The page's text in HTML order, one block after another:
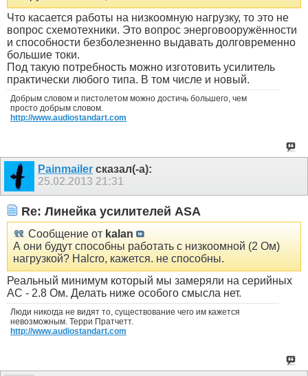
Что касается работы на низкоомную нагрузку, то это не
вопрос схемотехники. Это вопрос энерговооружённости
и способности безболезненно выдавать долговременно
большие токи.
Под такую потребность можно изготовить усилитель
практически любого типа. В том числе и новый.
Добрым словом и пистолетом можно достичь большего, чем
просто добрым словом.
http://www.audiostandart.com
Painmailer сказал(-а):
25.02.2013 21:31
Re: Линейка усилителей ASA
Сообщение от kalan
А они будут способны работать с низкоомной (2 Ом)
нагрузкой? Halcro, кажется. не способны.
Реальный минимум который мы замеряли на серийных
АС - 2.8 Ом. Делать ниже особого смысла нет.
Люди никогда не видят то, существование чего им кажется
невозможным. Терри Пратчетт.
http://www.audiostandart.com